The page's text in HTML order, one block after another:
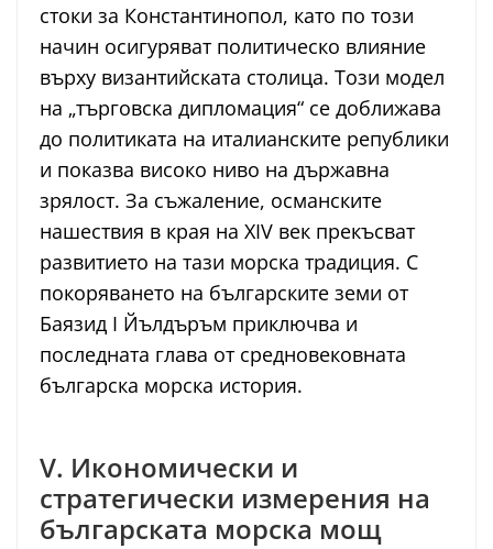
стоки за Константинопол, като по този
начин осигуряват политическо влияние
върху византийската столица. Този модел
на „търговска дипломация“ се доближава
до политиката на италианските републики
и показва високо ниво на държавна
зрялост. За съжаление, османските
нашествия в края на XIV век прекъсват
развитието на тази морска традиция. С
покоряването на българските земи от
Баязид I Йълдъръм приключва и
последната глава от средновековната
българска морска история.
V. Икономически и
стратегически измерения на
българската морска мощ